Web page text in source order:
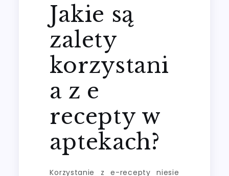
Jakie są
zalety
korzystani
a z e
recepty w
aptekach?
Korzystanie z e-recepty niesie